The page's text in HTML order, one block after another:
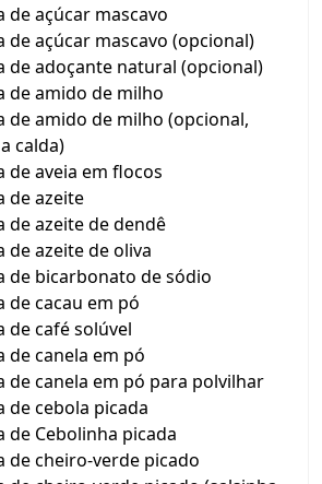
de açúcar mascavo
de açúcar mascavo (opcional)
de adoçante natural (opcional)
de amido de milho
de amido de milho (opcional,
calda)
de aveia em flocos
de azeite
de azeite de dendê
de azeite de oliva
de bicarbonato de sódio
de cacau em pó
de café solúvel
de canela em pó
de canela em pó para polvilhar
de cebola picada
de Cebolinha picada
de cheiro-verde picado